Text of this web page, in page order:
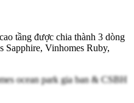
tầng được chia thành 3 dòng
Sapphire, Vinhomes Ruby,